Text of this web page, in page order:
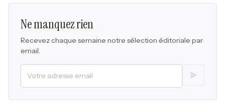
Ne manquez rien
Recevez chaque semaine notre sélection éditoriale par
email.